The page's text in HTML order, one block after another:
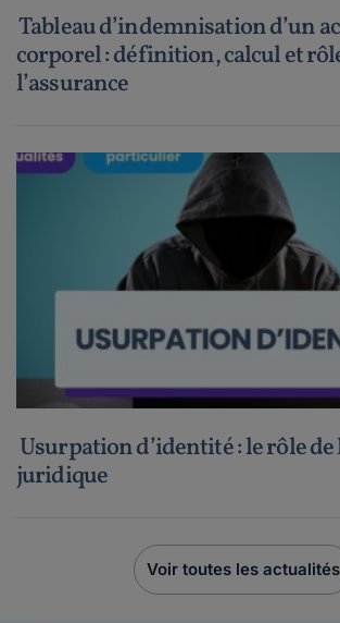
Tableau d’indemnisation d’un
corporel : définition, calcul et
l’assurance
Usurpation d’identité : le rôle
juridique
Voir toutes les actualités